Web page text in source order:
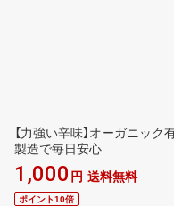
【力強い辛味】オーガニッ
製造で毎日安心
1,000 円 送料無料
ポイント10倍